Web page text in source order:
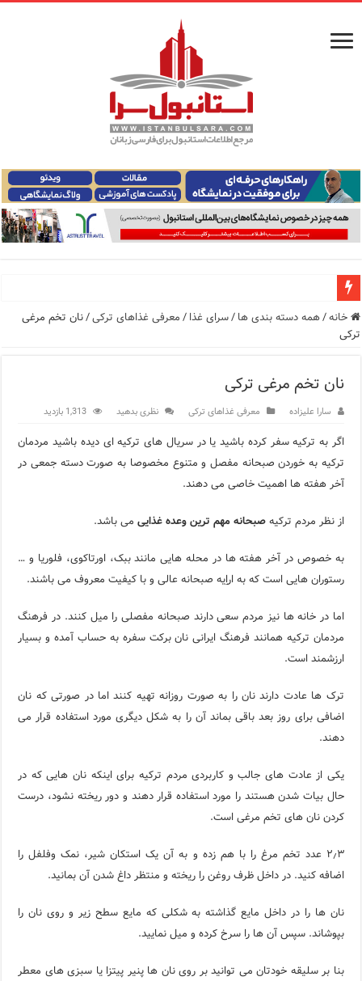
معرفی ۱۶ مسیر برتر کشتی استانبول | راهنمای کامل کشتی‌سواری در بسفر
مرکز خرید پولات استانبول | تجربه‌ای متفاوت از خرید و سبک
12 اشتباه رایج در دریافت شهروندی ترکیه از طریق خرید ملک
ویژگی‌های رفتاری و اجتماعی در زبان ترکی استانبولی
ویژگی‌های منفی شخصیت در زبان ترکی استانبولی
ویژگی‌های مثبت شخصیت در زبان ترکی استانبولی
موزه افسانه‌های کارتال استانبول؛ سفری به دنیای قصه‌ها در
موزه ساعت کاخ توپکاپی استانبول
اجاره خانه در استانبول چگونه است؟ راهنمای کامل در سال 2026
خانه/همه دسته بندی ها /سرای غذا /معرفی غذاهای ترکی/نان تخم مرغی
ترکی
نان تخم مرغی ترکی
سارا علیزاده معرفی غذاهای ترکی نظری بدهید 1,313 بازدید
اگر به ترکیه سفر کرده باشید یا در سریال های ترکیه ای دیده باشید مردمان
ترکیه به خوردن صبحانه مفصل و متنوع مخصوصا به صورت دسته جمعی در
آخر هفته ها اهمیت خاصی می دهند.
از نظر مردم ترکیهصبحانه مهم ترین وعده غذایی می باشد.
به خصوص در آخر هفته ها در محله هایی مانند ببک، اورتاکوی، فلوریا و …
رستوران هایی است که به اراِیه صبحانه عالی و با کیفیت معروف می باشند.
اما در خانه ها نیز مردم سعی دارند صبحانه مفصلی را میل کنند. در فرهنگ
مردمان ترکیه همانند فرهنگ ایرانی نان برکت سفره به حساب آمده و بسیار
ارزشمند است.
ترک ها عادت دارند نان را به صورت روزانه تهیه کنند اما در صورتی که نان
اضافی برای روز بعد باقی بماند آن را به شکل دیگری مورد استفاده قرار می
دهند.
یکی از عادت های جالب و کاربردی مردم ترکیه برای اینکه نان هایی که در
حال بیات شدن هستند را مورد استفاده قرار دهند و دور ریخته نشود، درست
کردن نان های تخم مرغی است.
۲٫۳ عدد تخم مرغ را با هم زده و به آن یک استکان شیر، نمک وفلفل را
اضافه کنید. در داخل ظرف روغن را ریخته و منتظر داغ شدن آن بمانید.
نان ها را در داخل مایع گذاشته به شکلی که مایع سطح زیر و روی نان را
بپوشاند. سپس آن ها را سرخ کرده و میل نمایید.
بنا بر سلیقه خودتان می توانید بر روی نان ها پنیر پیتزا یا سبزی های معطر